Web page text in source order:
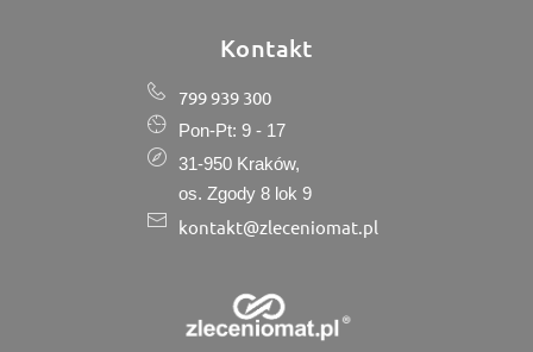
Kontakt
799 939 300
Pon-Pt: 9 - 17
31-950 Kraków,
os. Zgody 8 lok 9
kontakt@zleceniomat.pl